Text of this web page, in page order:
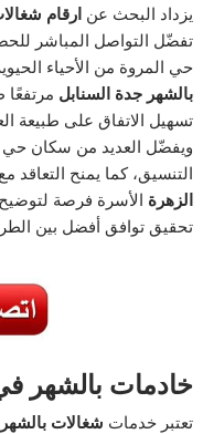
يزداد البحث عنارقام
تفضّل التواصل المباشر
حي المروة من الأحياء
بالشهر جدة السنابل
تسهيل الاتفاق على طبيعة
ويفضّل العديد من سكان حي
التنسيق، كما يمنح التعاقد مع
الزهرة الأسرة فرصة
تحقيق توافق أفضل بين
خادمات بالشهر
تعتبر خدمات شغالات